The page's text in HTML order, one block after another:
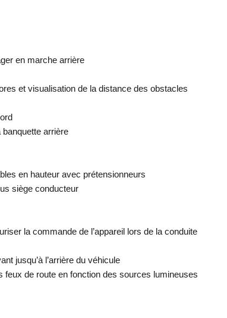
en marche arrière
et visualisation de la distance des obstacles
arrière
en hauteur avec prétensionneurs
siège conducteur
la commande de l’appareil lors de la conduite
jusqu’à l’arrière du véhicule
de route en fonction des sources lumineuses